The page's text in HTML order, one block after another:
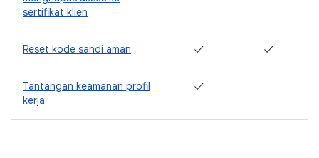
sertifikat klien
Reset kode sandi aman ✓ ✓
Tantangan keamanan profil
kerja
✓